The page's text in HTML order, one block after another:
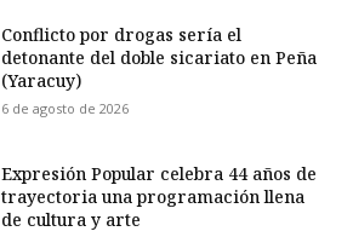
Conflicto por drogas sería el
detonante del doble sicariato en Peña
(Yaracuy)
6 de agosto de 2026
Expresión Popular celebra 44 años de
trayectoria una programación llena
de cultura y arte